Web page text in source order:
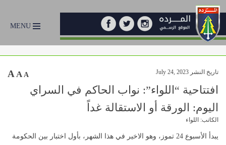
MENU
تاريخ النشر July 24, 2023 A A A
افتتاحية “اللواء”: نواب الحاكم في السراي
اليوم: الورقة أو الاستقالة غداً
الكاتب: اللواء
يبدأ الأسبوع 24 تموز، وهو الاخير في هذا الشهر، بأول اختبار بين الحكومة